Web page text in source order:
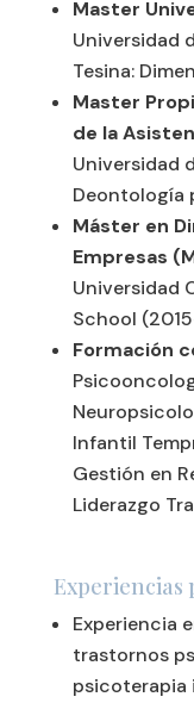
Master
Universidad
Tesina:
Master
de la
Universidad
Deontología
Máster en
Empresas
Universidad
School
Formación
Infantil
Gestión en
Liderazgo
Experiencias
Experiencia
trastornos
psicoterapia